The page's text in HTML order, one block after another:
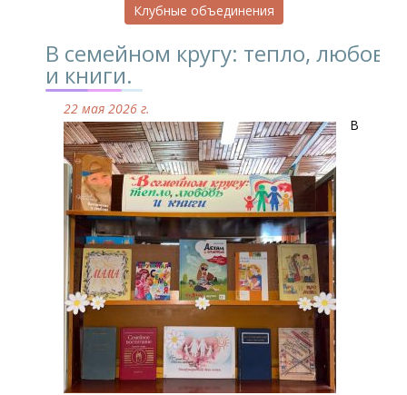
Клубные объединения
В семейном кругу: тепло, любовь
и книги.
22 мая 2026 г.
В